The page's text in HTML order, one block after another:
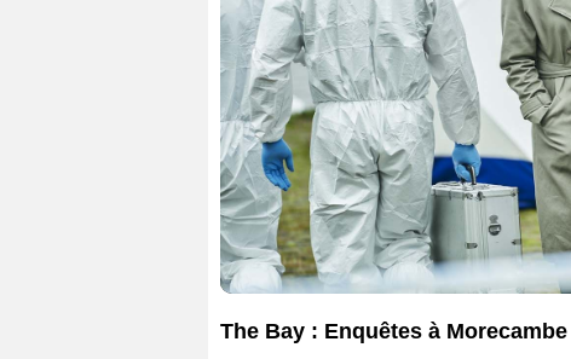
The Bay : Enquêtes à